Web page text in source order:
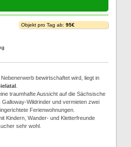
Objekt pro Tag ab: 95€
bewirtschaftet wird, liegt in
traumhafte Aussicht auf die Sächsische
Wildrinder und vermieten zwei
Ferienwohnungen.
Kindern, Wander- und Kletterfreunde
sehr wohl.